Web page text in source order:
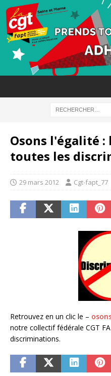
Osons l'égalité
toutes les
29 mars 2012 Cgt-fapt_77
Retrouvez en un clic le –
notre collectif fédérale CGT
discriminations.